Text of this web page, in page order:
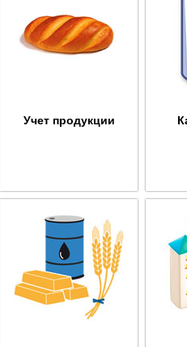
Учет продукции